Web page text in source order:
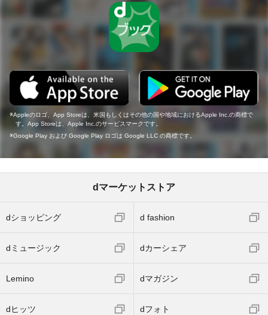
Appleのロゴ、App Storeは、米国もしくはその他の国や地域におけるApple Inc.の商標で
す。App Storeは、Apple Inc.のサービスマークです。
Google Play および Google Play ロゴは Google LLC の商標です。
dマーケットストア
dショッピング d fashion
dミュージック dカーシェア
Lemino dマガジン
dヒッツ dフォト